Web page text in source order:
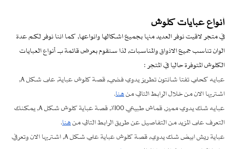
أنواع عبايات كلوش
في متجر لاقيت نوفر العديد منها بجميع اشكالها وانواعها, كما اننا نوفر لكم عدة
الوان تناسب جميع الاذواق والمناسبات, لذا سنقوم بعرض قائمة بـ أنواع العبايات
الكلوش المتوفرة حاليا في المتجر :
عبايه كحلي تفتا شانتون تطريز يدوي فضي, قصة كلوش عباية, على شكل A,
اشتريها الان من خلال الرابط التالي منهنا.
عبايه شك يدوي مميز, قماش طبيعي 100٪, قصة عباية كلوش شكل A, يمكنك
التعرف على المزيد من التفاصيل عن طريق الرابط التالي منهنا.
عباية ريش ابيض شك يدوي, قصة كلوش عباية علي شكل A, اشتريها الان وتعرفي